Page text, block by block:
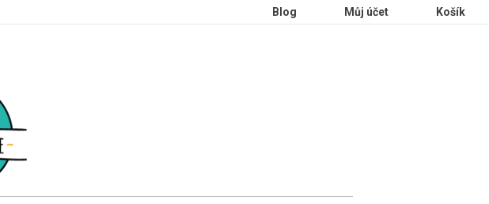
Blog Můj účet Košík